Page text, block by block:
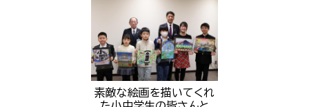
素敵な絵画を描いてくれ